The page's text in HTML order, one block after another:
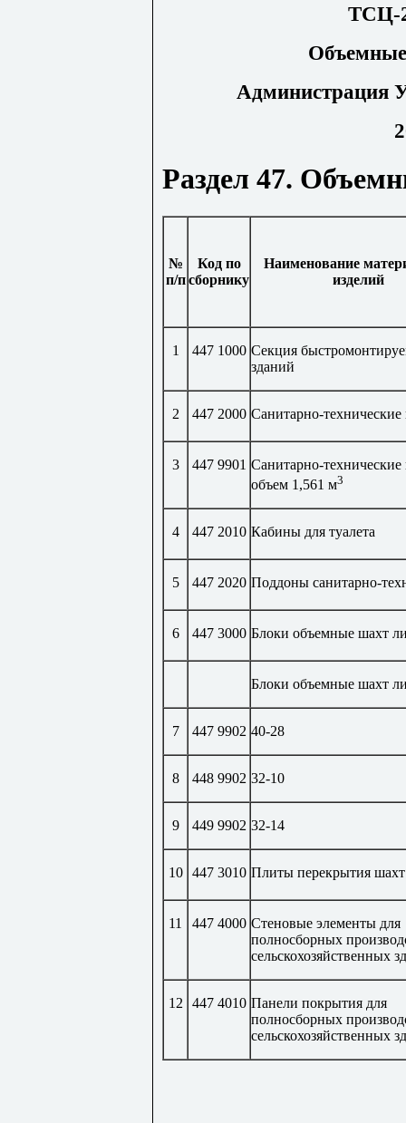
ТСЦ-
Администрация
Раздел 47.
№
п/п
Код по
сборнику
Наименование
изделий
1 447 1000 Секция
зданий
2 447 2000 Санитарно-
3 447 9901 Санитарно-
объем 1,561 м3
4 447 2010 Кабины для туалета
5 447 2020 Поддоны санитарно-
6 447 3000 Блоки объемные шахт
Блоки объемные шахт
7 447 9902 40-28
8 448 9902 32-10
9 449 9902 32-14
10 447 3010 Плиты перекрытия шахт
11 447 4000 Стеновые элементы для
полносборных
сельскохозяйственных
12 447 4010 Панели покрытия для
полносборных
сельскохозяйственных